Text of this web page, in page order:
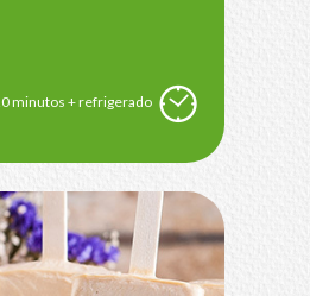
minutos + refrigerado